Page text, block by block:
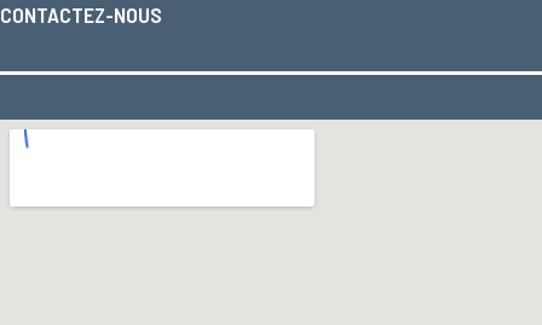
CONTACTEZ-NOUS